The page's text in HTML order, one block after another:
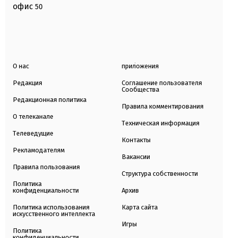
офис 50
О нас
Редакция
Редакционная политика
О телеканале
Телеведущие
Рекламодателям
Правила пользования
Политика
конфиденциальности
Политика использования
искусственного интеллекта
Политика
приложения
Соглашение пользователя
Сообщества
Правила комментирования
Техническая информация
Контакты
Вакансии
Структура собственности
Архив
Карта сайта
Игры